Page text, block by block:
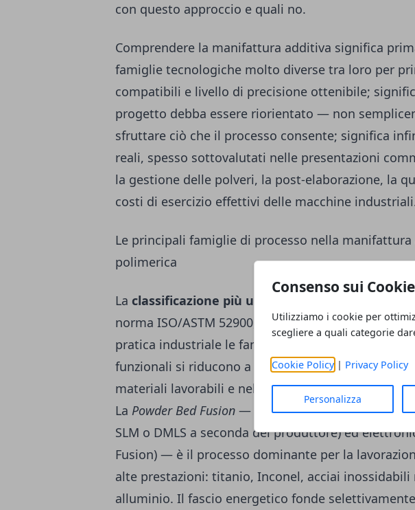
Consenso sui Cookie
Utilizziamo i cookie per
scegliere a quali categorie
Cookie Policy| Privacy Policy
Personalizza
con questo approccio e quali no.
Comprendere la manifattura additiva significa
famiglie tecnologiche molto diverse tra loro per
compatibili e livello di precisione ottenibile;
progetto debba essere riorientato — non
sfruttare ciò che il processo consente; significa
reali, spesso sottovalutati nelle presentazioni
la gestione delle polveri, la post-elaborazione, la
costi di esercizio effettivi delle macchine
Le principali famiglie di processo nella
polimerica
La classificazione più utilizzata
norma ISO/ASTM 52900, distingue sette categorie
pratica industriale le famiglie rilevanti per
funzionali si riducono a quattro o cinque, con
materiali lavorabili e nelle proprietà meccaniche
La Powder Bed Fusion — nelle varianti laser (L-PBF,
SLM o DMLS a seconda del produttore) ed
Fusion) — è il processo dominante per la
alte prestazioni: titanio, Inconel, acciai inossidabili
alluminio. Il fascio energetico fonde